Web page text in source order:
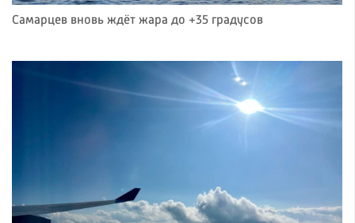
Самарцев вновь ждёт жара до +35 градусов